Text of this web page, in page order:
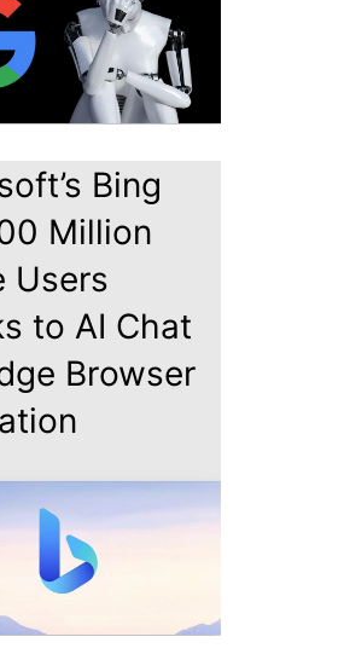
Bing
Million
Users
to AI Chat
Browser